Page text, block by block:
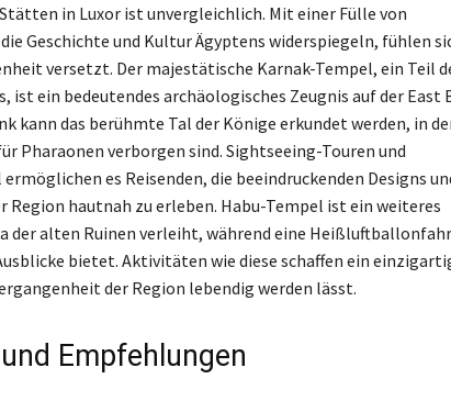
in Luxor ist unvergleichlich. Mit einer Fülle von
Geschichte und Kultur Ägyptens widerspiegeln, fühlen
versetzt. Der majestätische Karnak-Tempel, ein Teil
ist ein bedeutendes archäologisches Zeugnis auf der East
kann das berühmte Tal der Könige erkundet werden, in
Pharaonen verborgen sind. Sightseeing-Touren und
es Reisenden, die beeindruckenden Designs
Region hautnah zu erleben. Habu-Tempel ist ein weiteres
der alten Ruinen verleiht, während eine
bietet. Aktivitäten wie diese schaffen ein
der Region lebendig werden lässt.
Empfehlungen